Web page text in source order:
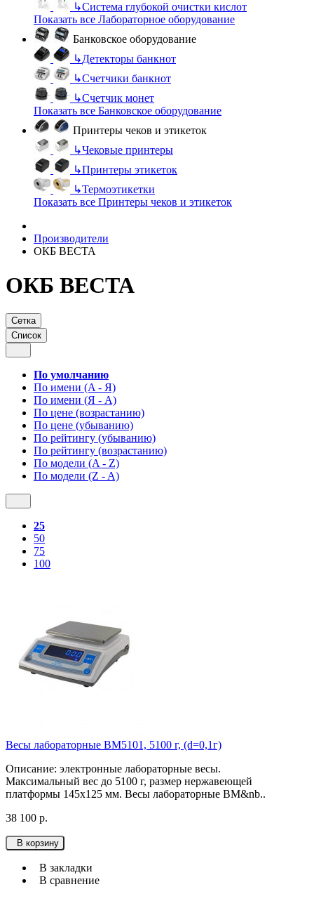
↳Система глубокой очистки кислот
Показать все Лабораторное оборудование
Банковское оборудование
↳Детекторы банкнот
↳Счетчики банкнот
↳Счетчик монет
Показать все Банковское оборудование
Принтеры чеков и этикеток
↳Чековые принтеры
↳Принтеры этикеток
↳Термоэтикетки
Показать все Принтеры чеков и этикеток
Производители
ОКБ ВЕСТА
ОКБ ВЕСТА
Сетка
Список
По умолчанию
По имени (A - Я)
По имени (Я - A)
По цене (возрастанию)
По цене (убыванию)
По рейтингу (убыванию)
По рейтингу (возрастанию)
По модели (A - Z)
По модели (Z - A)
25
50
75
100
Весы лабораторные ВМ5101, 5100 г, (d=0,1г)
Описание: электронные лабораторные весы.
Максимальный вес до 5100 г, размер нержавеющей
платформы 145х125 мм. Весы лабораторные ВМ&nb..
38 100 р.
В корзину
В закладки
В сравнение